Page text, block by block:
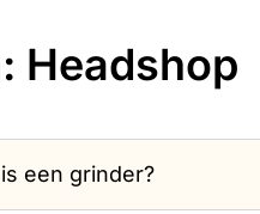
Headshop
een grinder?